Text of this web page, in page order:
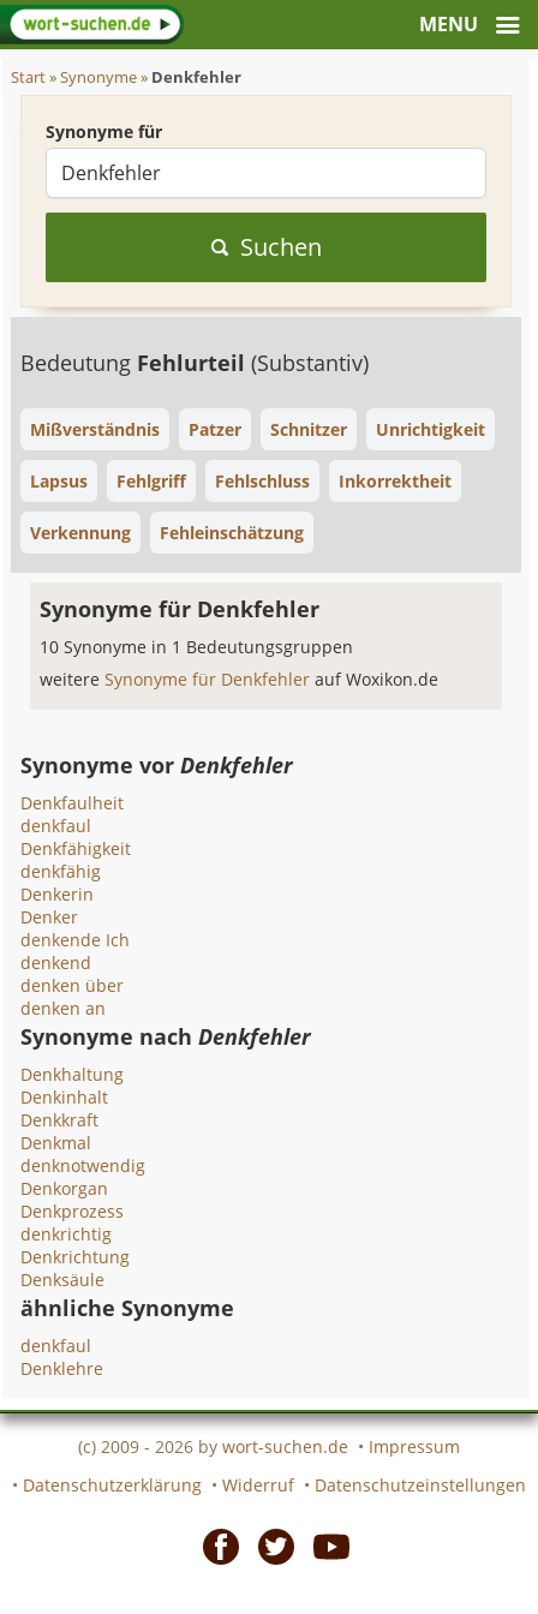
Start»Synonyme» Denkfehler
Synonyme für
Suchen
Bedeutung Fehlurteil(Substantiv)
Mißverständnis Patzer Schnitzer Unrichtigkeit
Lapsus Fehlgriff Fehlschluss Inkorrektheit
Verkennung Fehleinschätzung
Synonyme für Denkfehler
10 Synonyme in 1 Bedeutungsgruppen
weitereSynonyme für Denkfehlerauf Woxikon.de
Synonyme vorDenkfehler
Denkfaulheit
denkfaul
Denkfähigkeit
denkfähig
Denkerin
Denker
denkende Ich
denkend
denken über
denken an
Synonyme nachDenkfehler
Denkhaltung
Denkinhalt
Denkkraft
Denkmal
denknotwendig
Denkorgan
Denkprozess
denkrichtig
Denkrichtung
Denksäule
ähnliche Synonyme
denkfaul
Denklehre
(c) 2009 - 2026 by wort-suchen.de • Impressum
• Datenschutzerklärung • Widerruf • Datenschutzeinstellungen